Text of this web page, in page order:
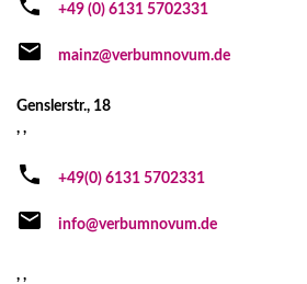
+49 (0) 6131 5702331
mainz@verbumnovum.de
Genslerstr., 18
, ,
+49(0) 6131 5702331
info@verbumnovum.de
, ,